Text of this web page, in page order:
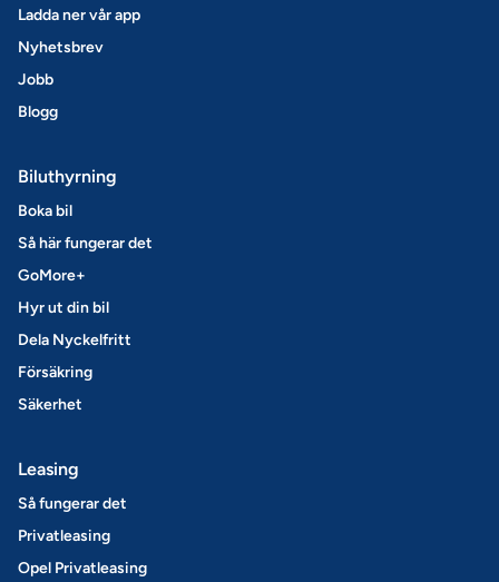
Ladda ner vår app
Nyhetsbrev
Jobb
Blogg
Biluthyrning
Boka bil
Så här fungerar det
GoMore+
Hyr ut din bil
Dela Nyckelfritt
Försäkring
Säkerhet
Leasing
Så fungerar det
Privatleasing
Opel Privatleasing